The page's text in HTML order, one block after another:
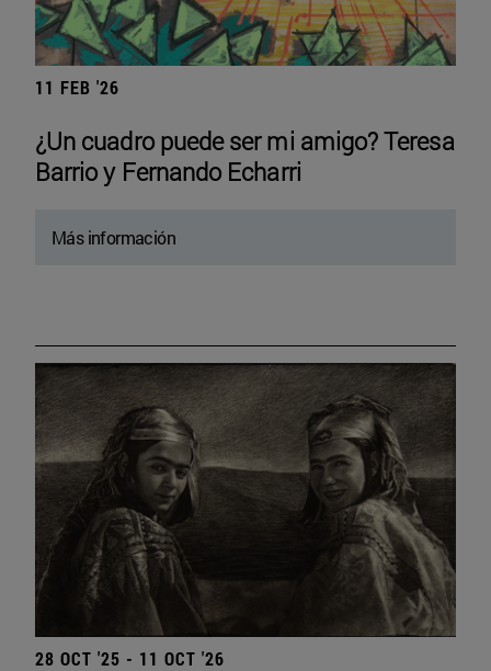
11 FEB '26
¿Un cuadro puede ser mi amigo? Teresa
Barrio y Fernando Echarri
Más información
28 OCT '25 - 11 OCT '26